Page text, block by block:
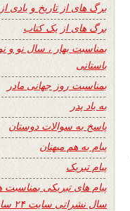
برگ های از تاریخ و یادی
برگ های از یک کتاب
بمناسبت بهار ، سال نو و
باستانی
بمناسبت روز جهانی مادر
به یاد پدر
پاسخ به سوالات دوستان
پیام به هم میهنان
پیام تبریک
پیام های تبریکی بمناسبت
سال نشراتی سایت ۲۴ ساعت